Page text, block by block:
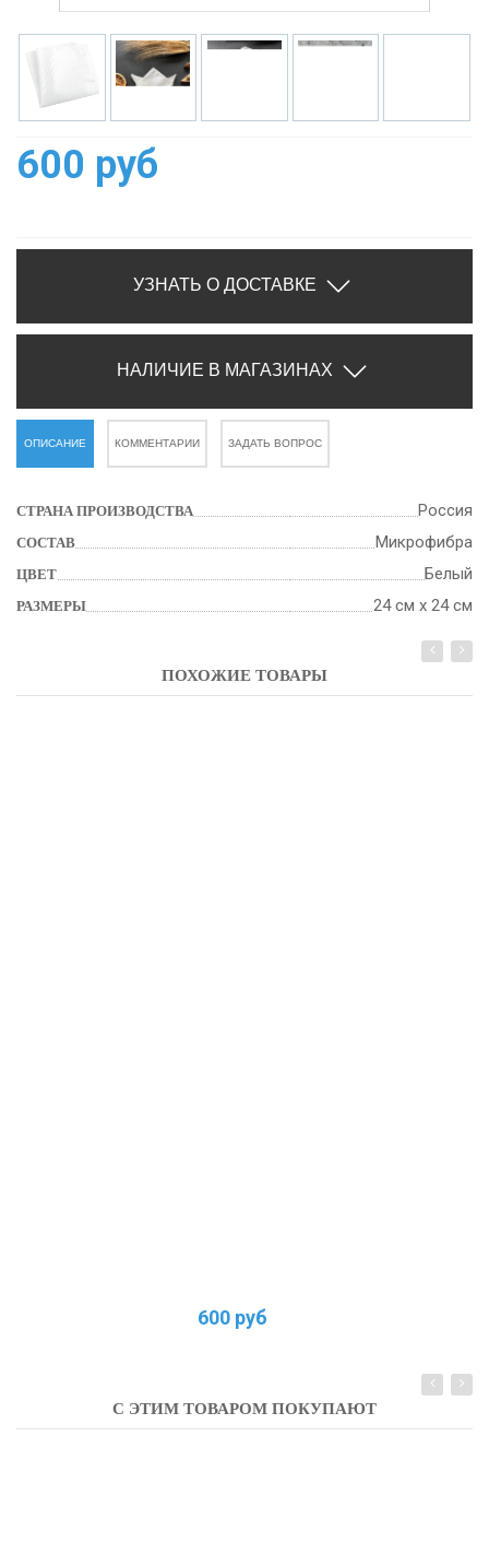
600 руб
УЗНАТЬ О ДОСТАВКЕ
НАЛИЧИЕ В МАГАЗИНАХ
ОПИСАНИЕ КОММЕНТАРИИ ЗАДАТЬ ВОПРОС
СТРАНА ПРОИЗВОДСТВА Россия
СОСТАВ Микрофибра
ЦВЕТ Белый
РАЗМЕРЫ 24 см х 24 см
ПОХОЖИЕ ТОВАРЫ
600 руб
С ЭТИМ ТОВАРОМ ПОКУПАЮТ